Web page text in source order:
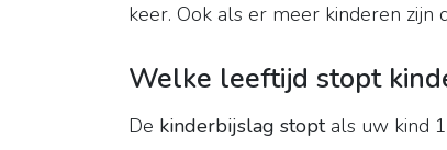
keer. Ook als er meer kinderen zijn
Welke leeftijd stopt
De kinderbijslag stoptals uw kind